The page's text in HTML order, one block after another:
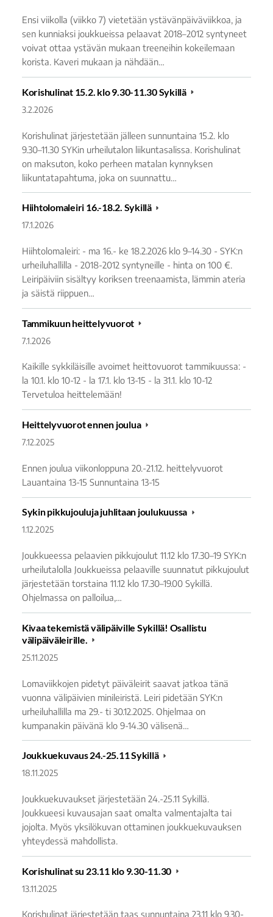
Ensi viikolla (viikko 7) vietetään ystävänpäiväviikkoa, ja
sen kunniaksi joukkueissa pelaavat 2018–2012 syntyneet
voivat ottaa ystävän mukaan treeneihin kokeilemaan
korista. Kaveri mukaan ja nähdään…
Korishulinat 15.2. klo 9.30-11.30 Sykillä
3.2.2026
Korishulinat järjestetään jälleen sunnuntaina 15.2. klo
9.30–11.30 SYKin urheilutalon liikuntasalissa. Korishulinat
on maksuton, koko perheen matalan kynnyksen
liikuntatapahtuma, joka on suunnattu…
Hiihtolomaleiri 16.-18.2. Sykillä
17.1.2026
Hiihtolomaleiri: - ma 16.- ke 18.2.2026 klo 9–14.30 - SYK:n
urheiluhallilla - 2018-2012 syntyneille - hinta on 100 €.
Leiripäiviin sisältyy koriksen treenaamista, lämmin ateria
ja säistä riippuen…
Tammikuun heittelyvuorot
7.1.2026
Kaikille sykkiläisille avoimet heittovuorot tammikuussa: -
la 10.1. klo 10-12 - la 17.1. klo 13-15 - la 31.1. klo 10-12
Tervetuloa heittelemään!
Heittelyvuorot ennen joulua
7.12.2025
Ennen joulua viikonloppuna 20.-21.12. heittelyvuorot
Lauantaina 13-15 Sunnuntaina 13-15
Sykin pikkujouluja juhlitaan joulukuussa
1.12.2025
Joukkueessa pelaavien pikkujoulut 11.12 klo 17.30–19 SYK:n
urheilutalolla Joukkueissa pelaaville suunnatut pikkujoulut
järjestetään torstaina 11.12 klo 17.30–19.00 Sykillä.
Ohjelmassa on palloilua,…
Kivaa tekemistä välipäiville Sykillä! Osallistu
välipäiväleirille.
25.11.2025
Lomaviikkojen pidetyt päiväleirit saavat jatkoa tänä
vuonna välipäivien minileiristä. Leiri pidetään SYK:n
urheiluhallilla ma 29.- ti 30.12.2025. Ohjelmaa on
kumpanakin päivänä klo 9-14.30 välisenä…
Joukkuekuvaus 24.-25.11 Sykillä
18.11.2025
Joukkuekuvaukset järjestetään 24.-25.11 Sykillä.
Joukkueesi kuvausajan saat omalta valmentajalta tai
jojolta. Myös yksilökuvan ottaminen joukkuekuvauksen
yhteydessä mahdollista.
Korishulinat su 23.11 klo 9.30-11.30
13.11.2025
Korishulinat järjestetään taas sunnuntaina 23.11 klo 9.30-